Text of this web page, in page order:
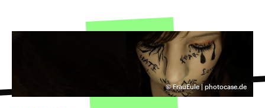
©FrauEule | photocase.de